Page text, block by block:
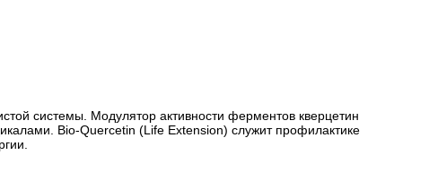
системы. Модулятор активности ферментов кверцетин
Bio-Quercetin (Life Extension) служит профилактике